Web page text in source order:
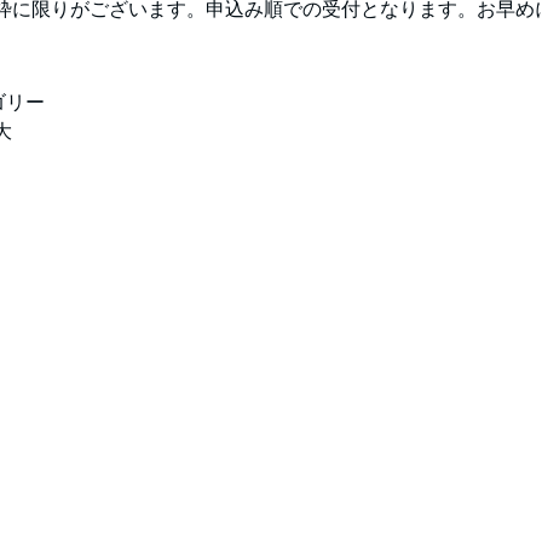
に限りがございます。申込み順での受付となります。お早め
リー